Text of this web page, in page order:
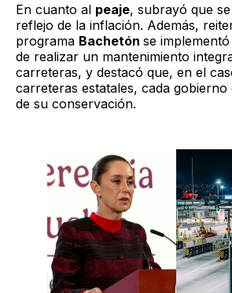
En cuanto al peaje, subrayó que
reflejo de la inflación. Además,
programa Bachetón se
de realizar un mantenimiento
carreteras, y destacó que, en el
carreteras estatales, cada gobierno
de su conservación.